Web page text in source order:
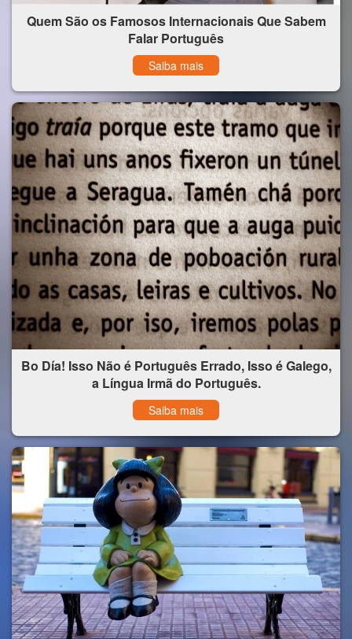
Quem São os Famosos Internacionais Que Sabem
Falar Português
Saiba mais
Bo Día! Isso Não é Português Errado, Isso é Galego,
a Língua Irmã do Português.
Saiba mais